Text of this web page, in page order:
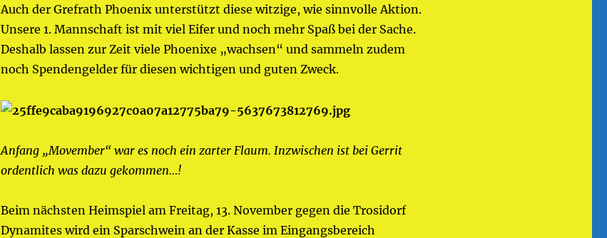
Auch der Grefrath Phoenix unterstützt diese witzige, wie sinnvolle Aktion.
Unsere 1. Mannschaft ist mit viel Eifer und noch mehr Spaß bei der Sache.
Deshalb lassen zur Zeit viele Phoenixe „wachsen“ und sammeln zudem
noch Spendengelder für diesen wichtigen und guten Zweck.
Anfang „Movember“ war es noch ein zarter Flaum.Inzwischen ist bei Gerrit
ordentlich was dazu gekommen…!
Beim nächsten Heimspiel am Freitag, 13. November gegen die Trosidorf
Dynamites wird ein Sparschwein an der Kasse im Eingangsbereich